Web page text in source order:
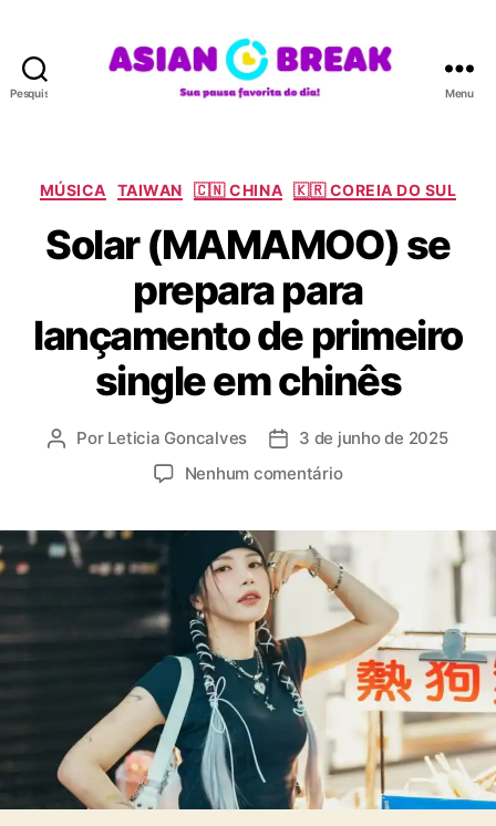
Pesquisar
A
B
R
E
A
K
Menu
C
t
e
g
o
r
a
MÚSICA TAIWAN 🇨🇳 CHINA 🇰🇷 COREIA DO SUL
Solar (MAMAMOO) se
prepara para
lançamento de primeiro
single em chinês
A
r
d
Por Leticia Goncalves
D
d
e
p
b
l
i
ã
o
3 de junho de 2025
Nenhum comentárioe
o
l
a
r
M
A
M
O
O